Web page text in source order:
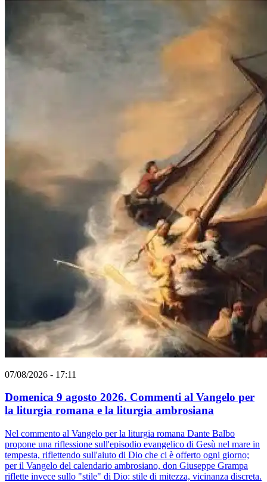
07/08/2026 - 17:11
Domenica 9 agosto 2026. Commenti al Vangelo per
la liturgia romana e la liturgia ambrosiana
Nel commento al Vangelo per la liturgia romana Dante Balbo
propone una riflessione sull'episodio evangelico di Gesù nel mare in
tempesta, riflettendo sull'aiuto di Dio che ci è offerto ogni giorno;
per il Vangelo del calendario ambrosiano, don Giuseppe Grampa
riflette invece sullo "stile" di Dio: stile di mitezza, vicinanza discreta.